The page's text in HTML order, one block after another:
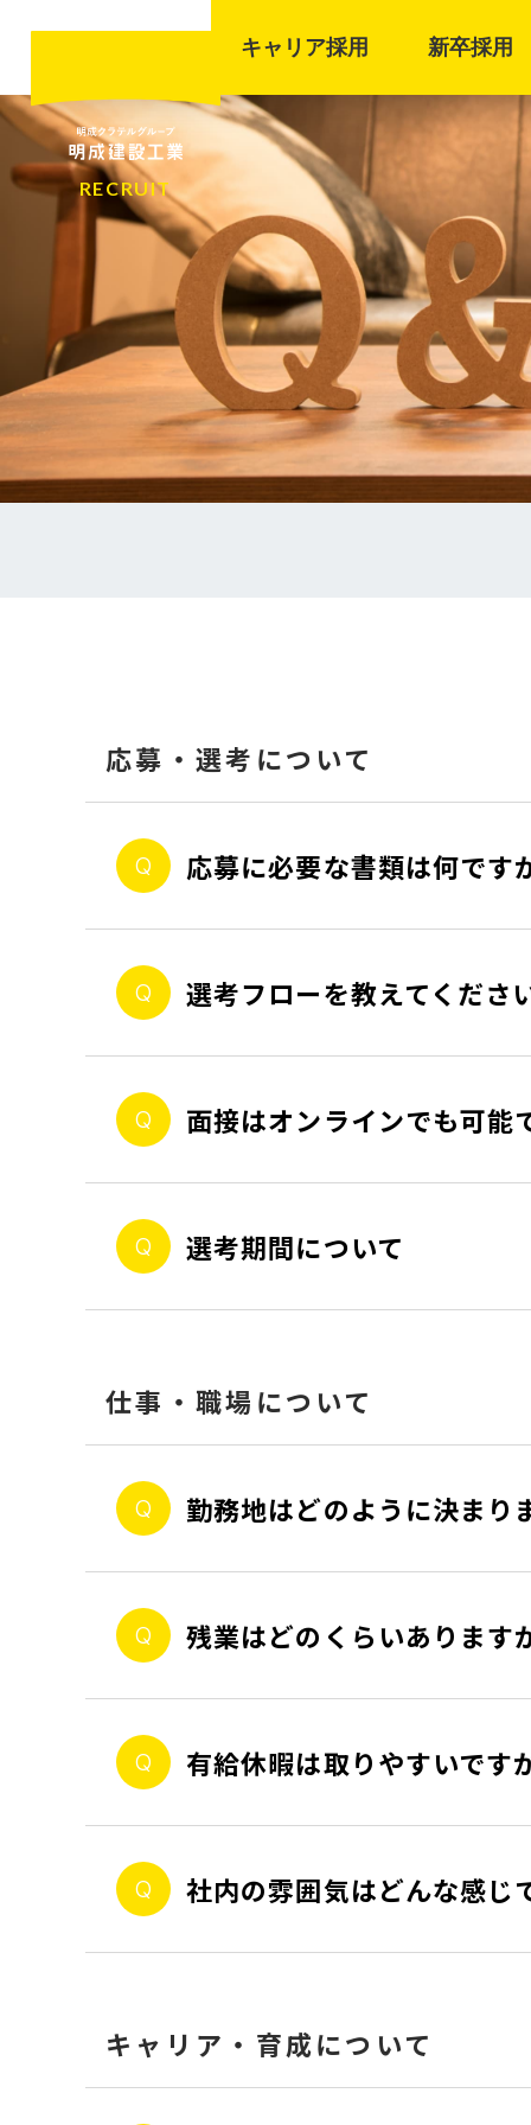
RECRUIT
キャリア採用 新卒採用
応募・選考について
応募に必要な書類は何です
選考フローを教えてください
面接はオンラインでも可能
選考期間について
仕事・職場について
勤務地はどのように決まり
残業はどのくらいあります
有給休暇は取りやすいです
社内の雰囲気はどんな感じ
キャリア・育成について